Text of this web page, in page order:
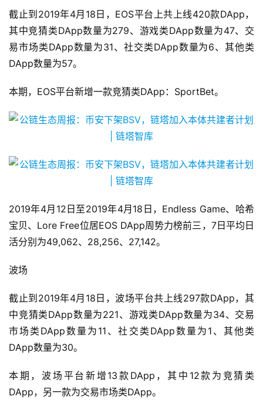
截止到2019年4月18日，EOS平台上共上线420款DApp，
其中竞猜类DApp数量为279、游戏类DApp数量为47、交
易市场类DApp数量为31、社交类DApp数量为6、其他类
DApp数量为57。
本期，EOS平台新增一款竞猜类DApp：SportBet。
2019年4月12日至2019年4月18日，Endless Game、哈希
宝贝、Lore Free位居EOS DApp周势力榜前三，7日平均日
活分别为49,062、28,256、27,142。
波场
截止到2019年4月18日，波场平台共上线297款DApp，其
中竞猜类DApp数量为221、游戏类DApp数量为34、交易
市场类DApp数量为11、社交类DApp数量为1、其他类
DApp数量为30。
本期，波场平台新增13款DApp，其中12款为竞猜类
DApp，另一款为交易市场类DApp。